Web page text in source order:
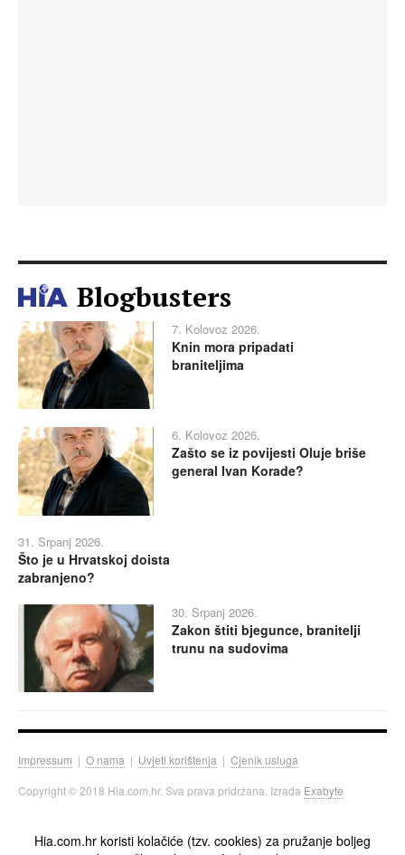
Blogbusters
7. Kolovoz 2026.
Knin mora pripadati
braniteljima
6. Kolovoz 2026.
Zašto se iz povijesti Oluje briše
general Ivan Korade?
31. Srpanj 2026.
Što je u Hrvatskoj doista
zabranjeno?
30. Srpanj 2026.
Zakon štiti bjegunce, branitelji
trunu na sudovima
Impressum | O nama | Uvjeti korištenja | Cjenik usluga
Copyright © 2018 Hia.com.hr. Sva prava pridržana. Izrada Exabyte
Hia.com.hr koristi kolačiće (tzv. cookies) za pružanje boljeg